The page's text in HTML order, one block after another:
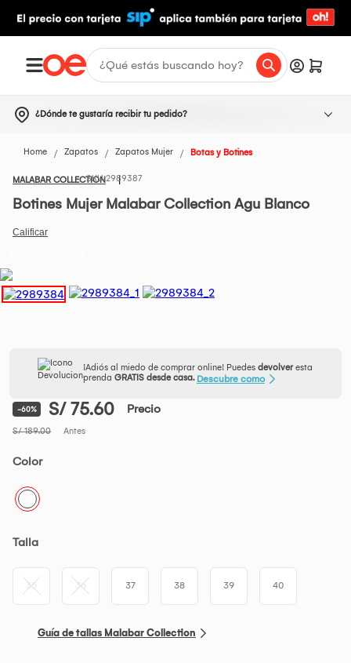
¿Dónde te gustaría recibir tu pedido?
Home Zapatos Zapatos Mujer Botas y Botines
MALABAR COLLECTION2989387
Botines Mujer Malabar Collection Agu Blanco
¡Adiós al miedo de comprar online! Puedes devolveresta
prenda GRATIS desde casa. Descubre como
-60% S/ 75.60 Precio
S/ 189.00 Antes
Color
Talla
35 36 37 38 39 40
Guía de tallas Malabar Collection